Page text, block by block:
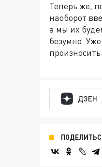
Теперь же,
наоборот
а мы их
безумно.
ДЗЕН